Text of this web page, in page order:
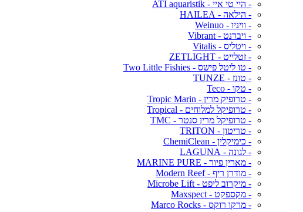
- היי טי איי - ATI aquaristik
- הילאה - HAILEA
- וויניו - Weinuo
- ויברנט - Vibrant
- ויטליס - Vitalis
- זטלייט - ZETLIGHT
- טו ליטל פישס - Two Little Fishies
- טונז - TUNZE
- טקו - Teco
- טרופיק מרין - Tropic Marin
- טרופיקל למלוחים - Tropical
- טרופיקל מרין סנטר - TMC
- טריטון - TRITON
- כימיקלין - ChemiClean
- לגונה - LAGUNA
- מארין פיור - MARINE PURE
- מודרן ריף - Modern Reef
- מיקרוב ליפט - Microbe Lift
- מקספקט - Maxspect
- מרקו רוקס - Marco Rocks